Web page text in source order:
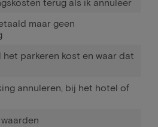
maar geen
het parkeren kost en waar dat
annuleren, bij het hotel of